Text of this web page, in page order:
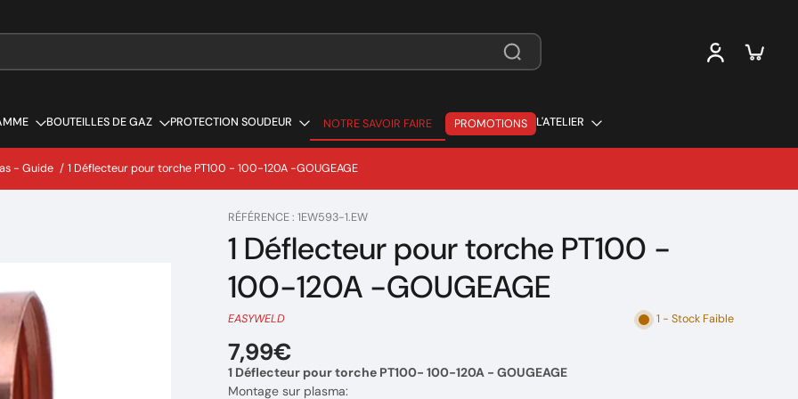
BOUTEILLES DE GAZ PROTECTION SOUDEUR
NOTRE SAVOIR FAIRE
NOTRE SAVOIR FAIRE
PROMOTIONS L'ATELIER
- Guide / 1 Déflecteur pour torche PT100 - 100-120A -GOUGEAGE
RÉFÉRENCE : 1EW593-1.EW
1 Déflecteur pour torche PT100 -
100-120A -GOUGEAGE
EASYWELD 1 - Stock Faible
7,99€
1 Déflecteur pour torche PT100- 100-120A - GOUGEAGE
Montage sur plasma: